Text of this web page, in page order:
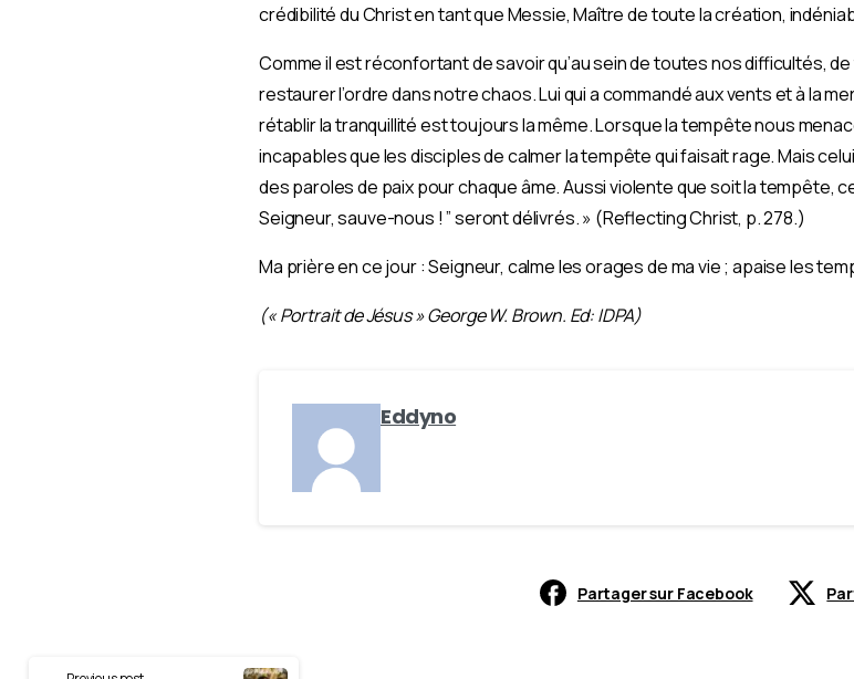
crédibilité du Christ en tant que Messie, Maître de toute la création,
Comme il est réconfortant de savoir qu’au sein de toutes nos difficultés,
restaurer l’ordre dans notre chaos. Lui qui a commandé aux vents et à la
rétablir la tranquillité est toujours la même. Lorsque la tempête nous
incapables que les disciples de calmer la tempête qui faisait rage. Mais
des paroles de paix pour chaque âme. Aussi violente que soit la tempête,
Seigneur, sauve-nous ! ” seront délivrés. » (Reflecting Christ, p. 278.)
Ma prière en ce jour : Seigneur, calme les orages de ma vie ; apaise les
(« Portrait de Jésus » George W. Brown. Ed: IDPA)
Eddyno
Partager sur Facebook